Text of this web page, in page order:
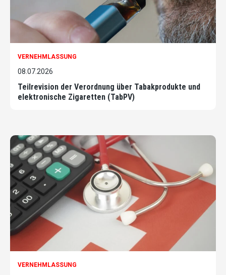
VERNEHMLASSUNG
08.07.2026
Teilrevision der Verordnung über Tabakprodukte und
elektronische Zigaretten (TabPV)
VERNEHMLASSUNG